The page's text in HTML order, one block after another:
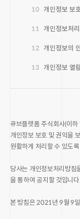
10 개인정보 보
11 개인정보처
12 개인정보의
13 개인정보 열
큐브플랫폼 주식회사(이하
개인정보 보호 및 권익을
원활하게 처리할 수 있도
당사는 개인정보처리방침
을 통하여 공지할 것입니다
본 방침은 2021년 9월 9